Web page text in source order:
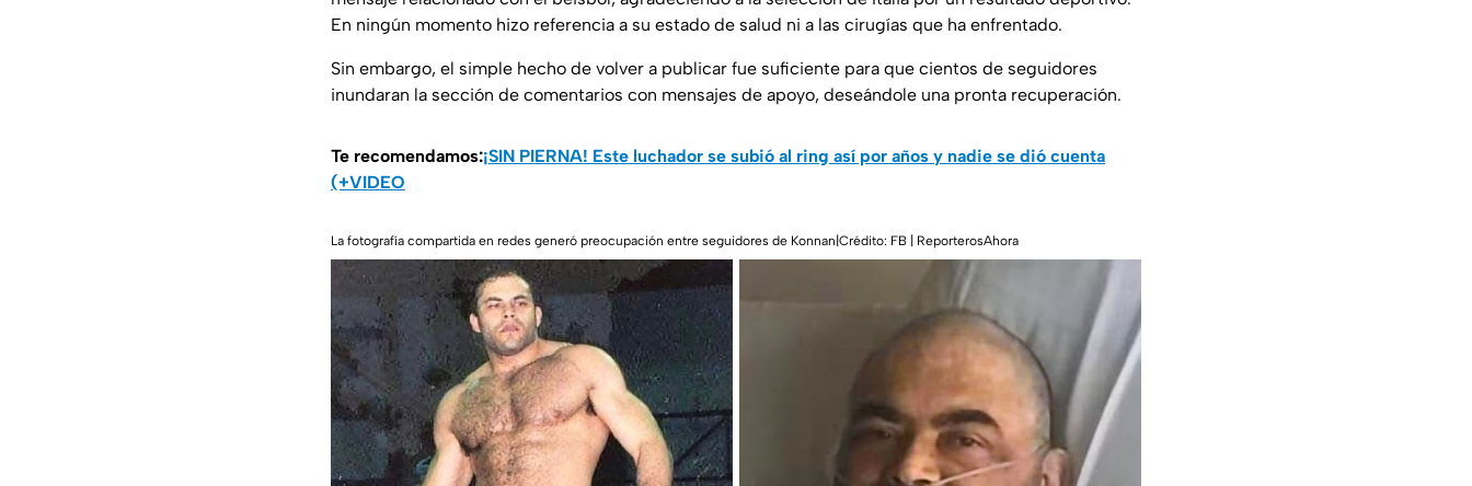
En ningún momento hizo referencia a su estado de salud ni a las cirugías que ha enfrentado.
Sin embargo, el simple hecho de volver a publicar fue suficiente para que cientos de seguidores
inundaran la sección de comentarios con mensajes de apoyo, deseándole una pronta recuperación.
Te recomendamos:¡SIN PIERNA! Este luchador se subió al ring así por años y nadie se dió cuenta
(+VIDEO
La fotografía compartida en redes generó preocupación entre seguidores de Konnan|Crédito: FB | ReporterosAhora